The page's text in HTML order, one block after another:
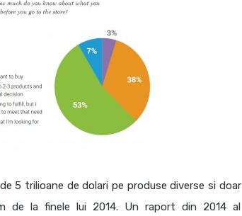
5 trilioane de dolari pe produse diverse si doar
de la finele lui 2014. Un raport din 2014 al